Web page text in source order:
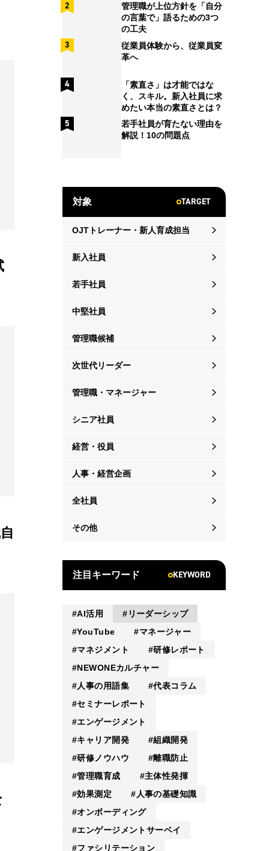
管理職が上位方針を「自分
の言葉で」語るための3つ
の工夫
従業員体験から、従業員変
革へ
「素直さ」は才能ではな
く、スキル。新入社員に求
めたい本当の素直さとは？
若手社員が育たない理由を
解説！10の問題点
対象 TARGET
OJTトレーナー・新人育成担当
新入社員
若手社員
中堅社員
管理職候補
次世代リーダー
管理職・マネージャー
シニア社員
経営・役員
人事・経営企画
全社員
その他
注目キーワード KEYWORD
AI活用
リーダーシップ
YouTube
マネージャー
マネジメント
研修レポート
NEWONEカルチャー
人事の用語集
代表コラム
セミナーレポート
エンゲージメント
キャリア開発
組織開発
研修ノウハウ
離職防止
管理職育成
主体性発揮
効果測定
人事の基礎知識
オンボーディング
エンゲージメントサーベイ
ファシリテーション